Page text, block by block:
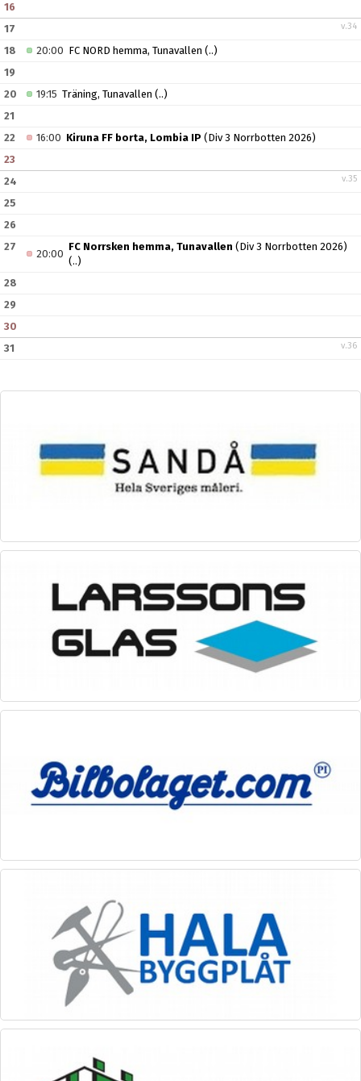
16
v.34
17
18
20:00 FC NORD hemma, Tunavallen (..)
19
20
19:15 Träning, Tunavallen (..)
21
22
16:00 Kiruna FF borta, Lombia IP (Div 3 Norrbotten 2026)
23
v.35
24
25
26
27
20:00
FC Norrsken hemma, Tunavallen (Div 3 Norrbotten 2026)
(..)
28
29
30
v.36
31